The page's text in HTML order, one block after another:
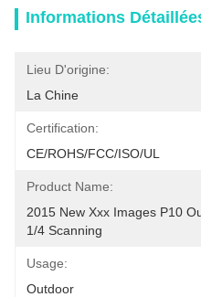
Informations
Lieu D'origine:
La Chine
Certification:
CE/ROHS/FCC/ISO/UL
Product Name:
2015 New Xxx Images P10
1/4 Scanning
Usage:
Outdoor